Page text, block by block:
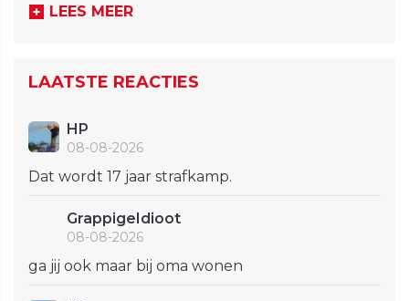
LEES MEER
LAATSTE REACTIES
HP
08-08-2026
Dat wordt 17 jaar strafkamp.
GrappigeIdioot
08-08-2026
ga jij ook maar bij oma wonen